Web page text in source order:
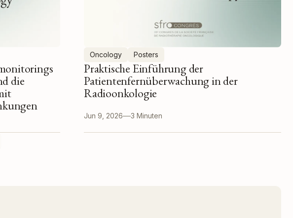
die
Oncology Posters
Praktische Einführung der
Patientenfernüberwachung in der
Radioonkologie
Jun 9, 2026 3 Minuten